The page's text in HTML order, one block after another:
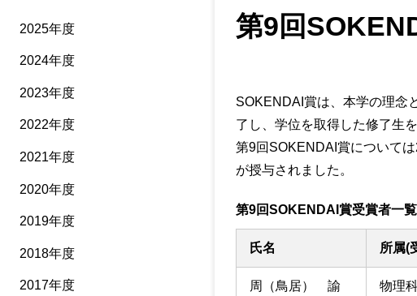
第9回
SOKENDAI賞は、本学の理念
了し、学位を取得した修了生
第9回SOKENDAI賞について
が授与されました。
第9回SOKENDAI賞受賞者一覧
氏名 所属(
周（鳥居） 諭
物理
2025年度
2024年度
2023年度
2022年度
2021年度
2020年度
2019年度
2018年度
2017年度